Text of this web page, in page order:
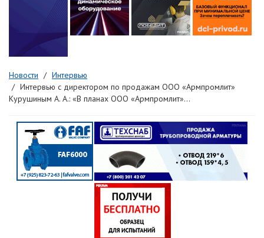
Новости
Интервью
Интервью с директором по продажам ООО «Армпромлит»
Курушиным А. А.: «В планах ООО «Армпромлит»...